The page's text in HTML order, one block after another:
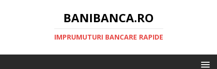
BANIBANCA.RO
IMPRUMUTURI BANCARE RAPIDE